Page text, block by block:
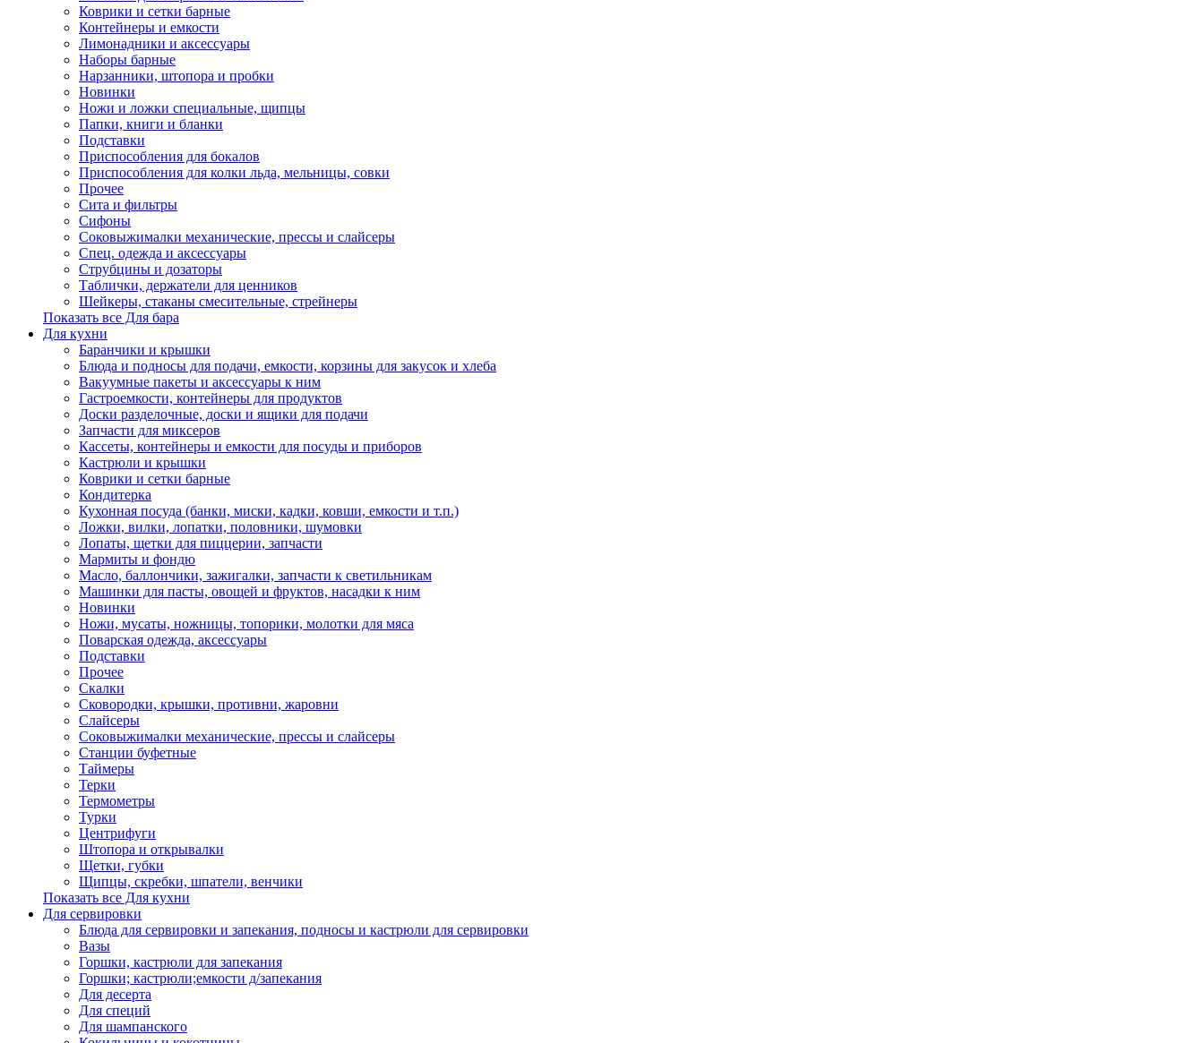
Коврики и сетки барные
Контейнеры и емкости
Лимонадники и аксессуары
Наборы барные
Нарзанники, штопора и пробки
Новинки
Ножи и ложки специальные, щипцы
Папки, книги и бланки
Подставки
Приспособления для бокалов
Приспособления для колки льда, мельницы, совки
Прочее
Сита и фильтры
Сифоны
Соковыжималки механические, прессы и слайсеры
Спец. одежда и аксессуары
Струбцины и дозаторы
Таблички, держатели для ценников
Шейкеры, стаканы смесительные, стрейнеры
Показать все Для бара
Для кухни
Баранчики и крышки
Блюда и подносы для подачи, емкости, корзины для закусок и хлеба
Вакуумные пакеты и аксессуары к ним
Гастроемкости, контейнеры для продуктов
Доски разделочные, доски и ящики для подачи
Запчасти для миксеров
Кассеты, контейнеры и емкости для посуды и приборов
Кастрюли и крышки
Коврики и сетки барные
Кондитерка
Кухонная посуда (банки, миски, кадки, ковши, емкости и т.п.)
Ложки, вилки, лопатки, половники, шумовки
Лопаты, щетки для пиццерии, запчасти
Мармиты и фондю
Масло, баллончики, зажигалки, запчасти к светильникам
Машинки для пасты, овощей и фруктов, насадки к ним
Новинки
Ножи, мусаты, ножницы, топорики, молотки для мяса
Поварская одежда, аксессуары
Подставки
Прочее
Скалки
Сковородки, крышки, противни, жаровни
Слайсеры
Соковыжималки механические, прессы и слайсеры
Станции буфетные
Таймеры
Терки
Термометры
Турки
Центрифуги
Штопора и открывалки
Щетки, губки
Щипцы, скребки, шпатели, венчики
Показать все Для кухни
Для сервировки
Блюда для сервировки и запекания, подносы и кастрюли для сервировки
Вазы
Горшки, кастрюли для запекания
Горшки; кастрюли;емкости д/запекания
Для десерта
Для специй
Для шампанского